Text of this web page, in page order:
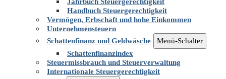
Handbuch Steuergerechtigkeit
Vermögen, Erbschaft und hohe Einkommen
Unternehmensteuern
Schattenfinanz und Geldwäsche
Menü-Schalter
Schattenfinanzindex
Steuermissbrauch und Steuerverwaltung
Internationale Steuergerechtigkeit